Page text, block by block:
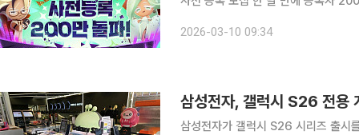
달 12일 글로벌 사전등록을 시작한 이
2026-03-10 09:34
삼성전자, 갤럭시 S26 전용
삼성전자가 갤럭시 S26 시리즈 출시